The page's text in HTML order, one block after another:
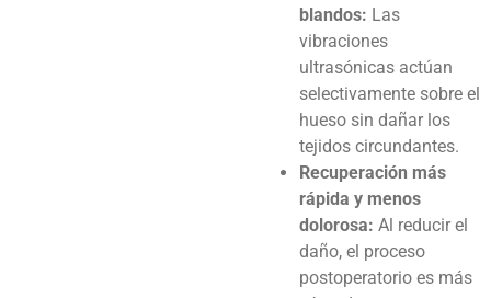
blandos: Las
vibraciones
ultrasónicas actúan
selectivamente sobre el
hueso sin dañar los
tejidos circundantes.
Recuperación más
rápida y menos
dolorosa: Al reducir el
daño, el proceso
postoperatorio es más